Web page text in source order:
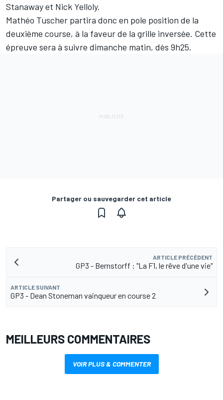
Stanaway et Nick Yelloly.
Mathéo Tuscher partira donc en pole position de la
deuxième course, à la faveur de la grille inversée. Cette
épreuve sera à suivre dimanche matin, dès 9h25.
Partager ou sauvegarder cet article
ARTICLE PRÉCÉDENT
GP3 - Bernstorff : "La F1, le rêve d'une vie"
ARTICLE SUIVANT
GP3 - Dean Stoneman vainqueur en course 2
MEILLEURS COMMENTAIRES
VOIR PLUS & COMMENTER